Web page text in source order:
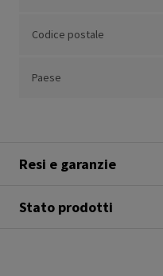
Codice postale
Paese
Resi e garanzie
Stato prodotti